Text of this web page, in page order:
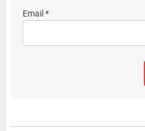
Email *